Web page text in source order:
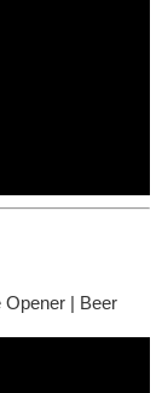
Opener | Beer